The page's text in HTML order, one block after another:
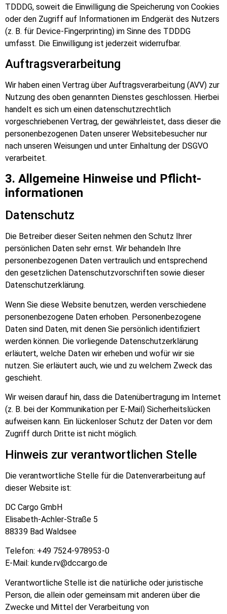
TDDDG, soweit die Einwilligung die Speicherung von Cookies
oder den Zugriff auf Informationen im Endgerät des Nutzers
(z. B. für Device-Fingerprinting) im Sinne des TDDDG
umfasst. Die Einwilligung ist jederzeit widerrufbar.
Auftragsverarbeitung
Wir haben einen Vertrag über Auftragsverarbeitung (AVV) zur
Nutzung des oben genannten Dienstes geschlossen. Hierbei
handelt es sich um einen datenschutzrechtlich
vorgeschriebenen Vertrag, der gewährleistet, dass dieser die
personenbezogenen Daten unserer Websitebesucher nur
nach unseren Weisungen und unter Einhaltung der DSGVO
verarbeitet.
3. Allgemeine Hinweise und Pflicht­
informationen
Datenschutz
Die Betreiber dieser Seiten nehmen den Schutz Ihrer
persönlichen Daten sehr ernst. Wir behandeln Ihre
personenbezogenen Daten vertraulich und entsprechend
den gesetzlichen Datenschutzvorschriften sowie dieser
Datenschutzerklärung.
Wenn Sie diese Website benutzen, werden verschiedene
personenbezogene Daten erhoben. Personenbezogene
Daten sind Daten, mit denen Sie persönlich identifiziert
werden können. Die vorliegende Datenschutzerklärung
erläutert, welche Daten wir erheben und wofür wir sie
nutzen. Sie erläutert auch, wie und zu welchem Zweck das
geschieht.
Wir weisen darauf hin, dass die Datenübertragung im Internet
(z. B. bei der Kommunikation per E-Mail) Sicherheitslücken
aufweisen kann. Ein lückenloser Schutz der Daten vor dem
Zugriff durch Dritte ist nicht möglich.
Hinweis zur verantwortlichen Stelle
Die verantwortliche Stelle für die Datenverarbeitung auf
dieser Website ist:
DC Cargo GmbH
Elisabeth-Achler-Straße 5
88339 Bad Waldsee
Telefon: +49 7524-978953-0
E-Mail: kunde.rv@dccargo.de
Verantwortliche Stelle ist die natürliche oder juristische
Person, die allein oder gemeinsam mit anderen über die
Zwecke und Mittel der Verarbeitung von